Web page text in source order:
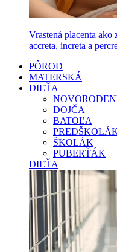
Vrastená placenta ako
accreta, increta a
PÔROD
MATERSKÁ
DIEŤA
DOJČA
BATOĽA
ŠKOLÁK
PUBERŤÁK
DIEŤA